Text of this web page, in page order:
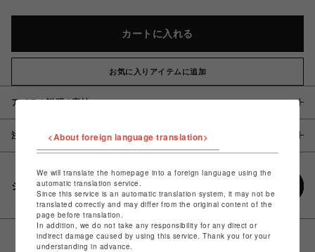
カートに入れる
お気に入りアイテムに追加
アイテム説明 / 素材
注意事項
シェアする
<About foreign language translation>
We will translate the homepage into a foreign language using the
automatic translation service.
Since this service is an automatic translation system, it may not be
translated correctly and may differ from the original content of the
page before translation.
In addition, we do not take any responsibility for any direct or
indirect damage caused by using this service. Thank you for your
understanding in advance.